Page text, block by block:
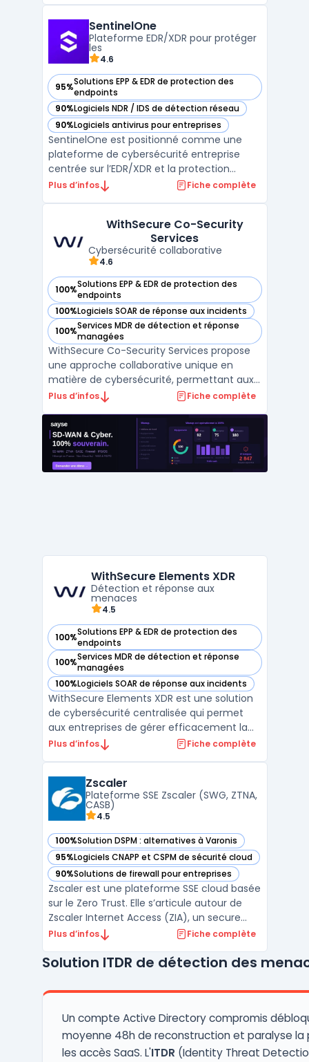
SentinelOne
Plateforme EDR/XDR pour protéger
les
4.6
95%Solutions EPP & EDR de protection des
endpoints
— voir SentinelOne dans cette catégorie
90%Logiciels NDR / IDS de détection réseau
— voir SentinelOne dans cette catégorie
90%Logiciels antivirus pour entreprises
— voir SentinelOne dans cette catégorie
SentinelOne est positionné comme une
plateforme de cybersécurité entreprise
centrée sur l’EDR/XDR et la protection
endpoint. La solution agrège télémétrie et
charges cloud, avec des capacités
d’automatisation pour contenir ...
Plus d’infos Fiche complète
WithSecure Co-Security
Services
Cybersécurité collaborative
4.6
100%Solutions EPP & EDR de protection des
endpoints
— voir WithSecure Co-Security Services dans cette
100%Logiciels SOAR de réponse aux incidents
— voir WithSecure Co-Security Services dans cette
100%Services MDR de détection et réponse
managées
— voir WithSecure Co-Security Services dans cette
WithSecure Co-Security Services propose
une approche collaborative unique en
matière de cybersécurité, permettant aux
entreprises de travailler en partenariat avec
posture face aux menaces. Ce modèle de
sécurité partagée permet aux équipes
internes de béné ...
Plus d’infos Fiche complète
WithSecure Elements XDR
Détection et réponse aux
menaces
4.5
100%Solutions EPP & EDR de protection des
endpoints
— voir WithSecure Elements XDR dans cette catégorie
100%Services MDR de détection et réponse
managées
— voir WithSecure Elements XDR dans cette catégorie
100%Logiciels SOAR de réponse aux incidents
— voir WithSecure Elements XDR dans cette catégorie
WithSecure Elements XDR est une solution
de cybersécurité centralisée qui permet
aux entreprises de gérer efficacement la
détection et réponse étendue (XDR). Ce
combinant plusieurs couches de sécurité,
telles que l'analyse comport ...
Plus d’infos Fiche complète
Zscaler
Plateforme SSE Zscaler (SWG, ZTNA,
CASB)
4.5
100%Solution DSPM : alternatives à Varonis
— voir Zscaler dans cette catégorie
95%Logiciels CNAPP et CSPM de sécurité cloud
— voir Zscaler dans cette catégorie
90%Solutions de firewall pour entreprises
— voir Zscaler dans cette catégorie
Zscaler est une plateforme SSE cloud basée
sur le Zero Trust. Elle s’articule autour de
Zscaler Internet Access (ZIA), un secure
web gateway cloud opéré en proxy cloud
fonctions CASB cloud pour le contrôle et la
prox ...
Plus d’infos Fiche complète
Solution ITDR de détection des
Un compte Active Directory compromis
moyenne 48h de reconstruction et paralyse la
les accès SaaS. L'ITDR (Identity Threat